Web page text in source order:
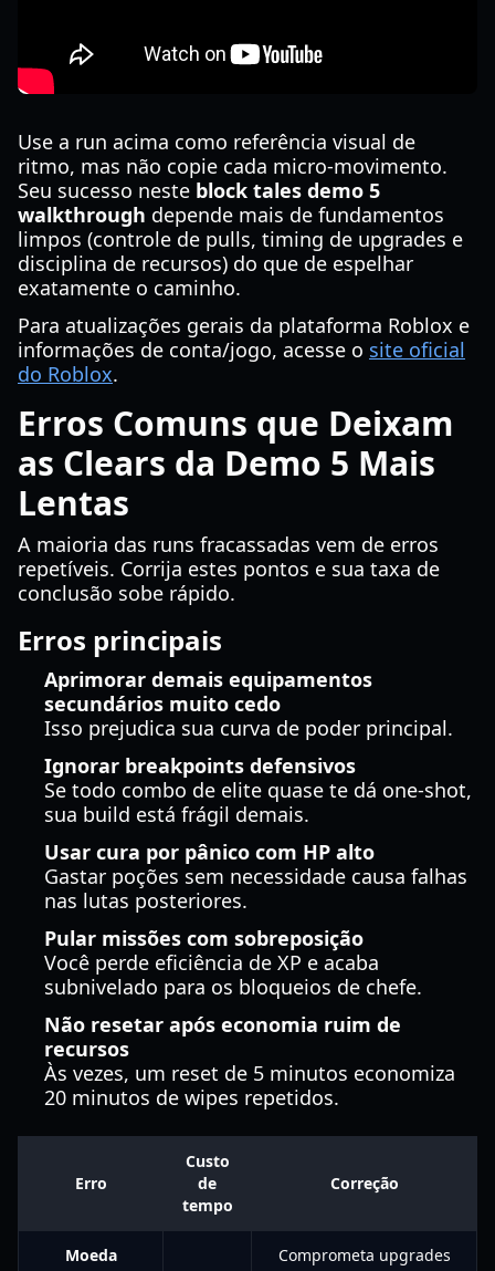
Use a run acima como referência visual de
ritmo, mas não copie cada micro-movimento.
Seu sucesso neste block tales demo 5
walkthrough depende mais de fundamentos
limpos (controle de pulls, timing de upgrades e
disciplina de recursos) do que de espelhar
exatamente o caminho.
Para atualizações gerais da plataforma Roblox e
informações de conta/jogo, acesse o site oficial
do Roblox.
Erros Comuns que Deixam
as Clears da Demo 5 Mais
Lentas
A maioria das runs fracassadas vem de erros
repetíveis. Corrija estes pontos e sua taxa de
conclusão sobe rápido.
Erros principais
Aprimorar demais equipamentos
secundários muito cedo
Isso prejudica sua curva de poder principal.
Ignorar breakpoints defensivos
Se todo combo de elite quase te dá one-shot,
sua build está frágil demais.
Usar cura por pânico com HP alto
Gastar poções sem necessidade causa falhas
nas lutas posteriores.
Pular missões com sobreposição
Você perde eficiência de XP e acaba
subnivelado para os bloqueios de chefe.
Não resetar após economia ruim de
recursos
Às vezes, um reset de 5 minutos economiza
20 minutos de wipes repetidos.
Erro
Custo
de
tempo
Correção
Moeda
Comprometa upgrades